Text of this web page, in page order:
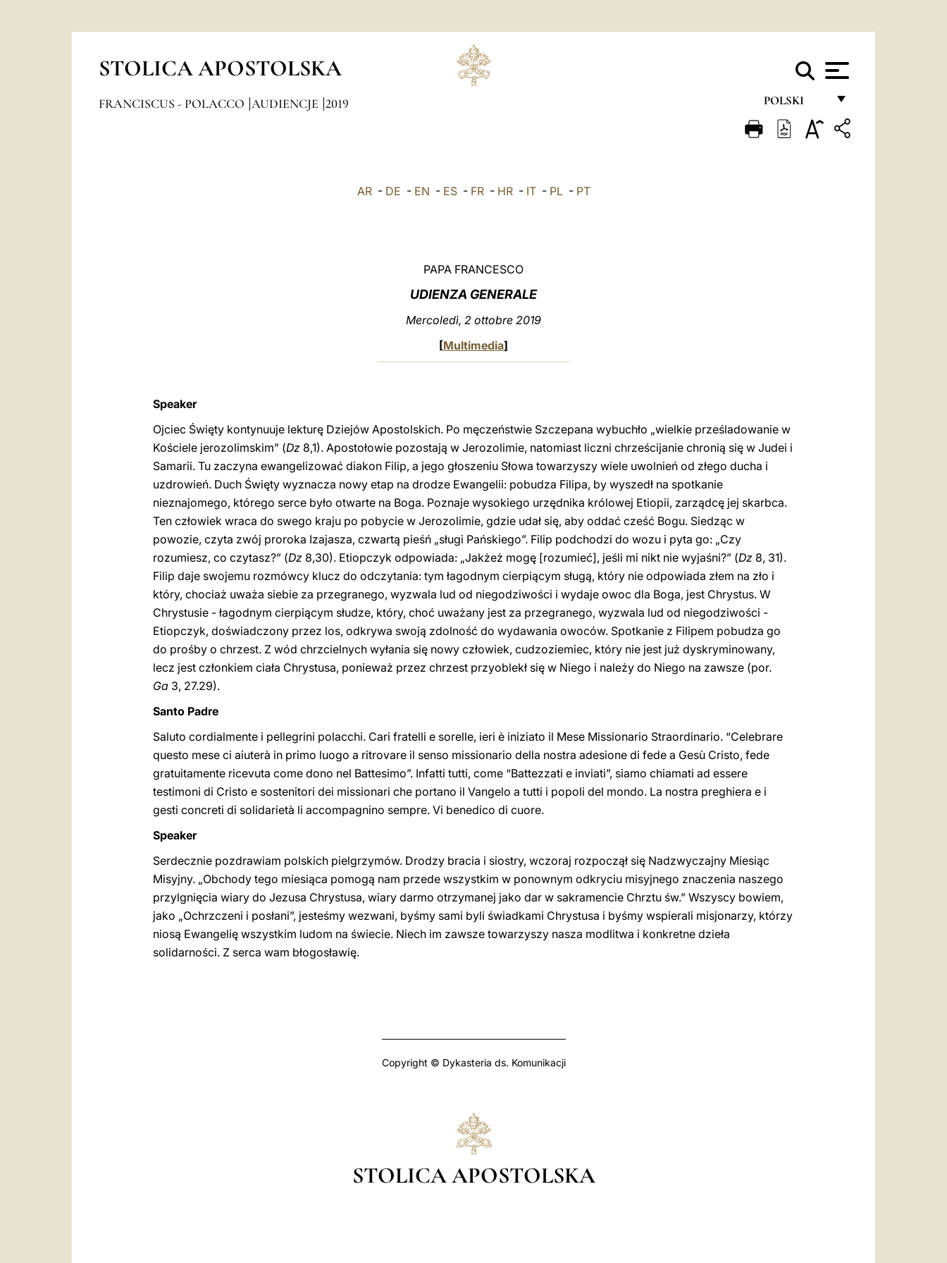
STOLICA APOSTOLSKA
POLSKI
FRANÇAIS
FRANCISCUS - POLACCO AUDIENCJE 2019
AR- DE - EN - ES- FR- HR- IT- PL- PT
PAPA FRANCESCO
UDIENZA GENERALE
Mercoledì, 2 ottobre 2019
[Multimedia]
Speaker
Ojciec Święty kontynuuje lekturę Dziejów Apostolskich. Po męczeństwie Szczepana wybuchło „wielkie prześladowanie w
Kościele jerozolimskim” (Dz 8,1). Apostołowie pozostają w Jerozolimie, natomiast liczni chrześcijanie chronią się w Judei i
Samarii. Tu zaczyna ewangelizować diakon Filip, a jego głoszeniu Słowa towarzyszy wiele uwolnień od złego ducha i
uzdrowień. Duch Święty wyznacza nowy etap na drodze Ewangelii: pobudza Filipa, by wyszedł na spotkanie
nieznajomego, którego serce było otwarte na Boga. Poznaje wysokiego urzędnika królowej Etiopii, zarządcę jej skarbca.
Ten człowiek wraca do swego kraju po pobycie w Jerozolimie, gdzie udał się, aby oddać cześć Bogu. Siedząc w
powozie, czyta zwój proroka Izajasza, czwartą pieśń „sługi Pańskiego”. Filip podchodzi do wozu i pyta go: „Czy
rozumiesz, co czytasz?” (Dz 8,30). Etiopczyk odpowiada: „Jakżeż mogę [rozumieć], jeśli mi nikt nie wyjaśni?” (Dz 8, 31).
Filip daje swojemu rozmówcy klucz do odczytania: tym łagodnym cierpiącym sługą, który nie odpowiada złem na zło i
który, chociaż uważa siebie za przegranego, wyzwala lud od niegodziwości i wydaje owoc dla Boga, jest Chrystus. W
Chrystusie - łagodnym cierpiącym słudze, który, choć uważany jest za przegranego, wyzwala lud od niegodziwości -
Etiopczyk, doświadczony przez los, odkrywa swoją zdolność do wydawania owoców. Spotkanie z Filipem pobudza go
do prośby o chrzest. Z wód chrzcielnych wyłania się nowy człowiek, cudzoziemiec, który nie jest już dyskryminowany,
lecz jest członkiem ciała Chrystusa, ponieważ przez chrzest przyoblekł się w Niego i należy do Niego na zawsze (por.
Ga 3, 27.29).
Santo Padre
Saluto cordialmente i pellegrini polacchi. Cari fratelli e sorelle, ieri è iniziato il Mese Missionario Straordinario. “Celebrare
questo mese ci aiuterà in primo luogo a ritrovare il senso missionario della nostra adesione di fede a Gesù Cristo, fede
gratuitamente ricevuta come dono nel Battesimo”. Infatti tutti, come “Battezzati e inviati”, siamo chiamati ad essere
testimoni di Cristo e sostenitori dei missionari che portano il Vangelo a tutti i popoli del mondo. La nostra preghiera e i
gesti concreti di solidarietà li accompagnino sempre. Vi benedico di cuore.
Speaker
Serdecznie pozdrawiam polskich pielgrzymów. Drodzy bracia i siostry, wczoraj rozpoczął się Nadzwyczajny Miesiąc
Misyjny. „Obchody tego miesiąca pomogą nam przede wszystkim w ponownym odkryciu misyjnego znaczenia naszego
przylgnięcia wiary do Jezusa Chrystusa, wiary darmo otrzymanej jako dar w sakramencie Chrztu św.” Wszyscy bowiem,
jako „Ochrzczeni i posłani”, jesteśmy wezwani, byśmy sami byli świadkami Chrystusa i byśmy wspierali misjonarzy, którzy
niosą Ewangelię wszystkim ludom na świecie. Niech im zawsze towarzyszy nasza modlitwa i konkretne dzieła
solidarności. Z serca wam błogosławię.
Copyright © Dykasteria ds. Komunikacji
STOLICA APOSTOLSKA